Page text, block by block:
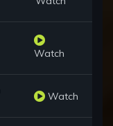
Watch
Watch